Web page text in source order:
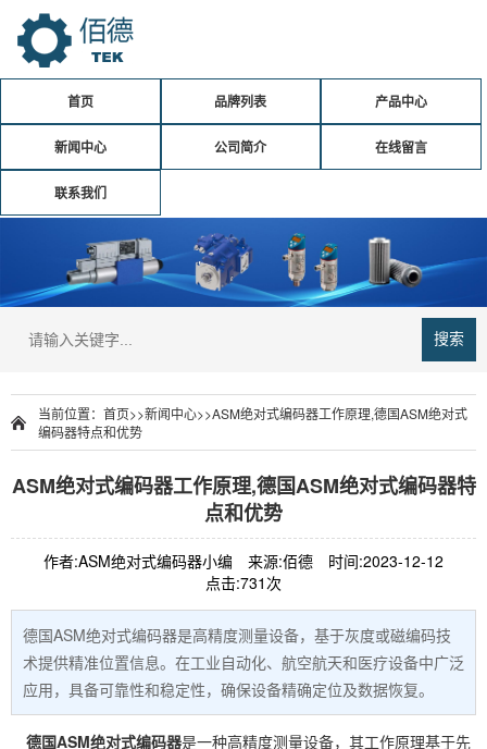
首页 品牌列表 产品中心
新闻中心 公司简介 在线留言
联系我们
搜索
当前位置： 首页>>新闻中心>>ASM绝对式编码器工作原理,德国ASM绝对式
编码器特点和优势
ASM绝对式编码器工作原理,德国ASM绝对式编码器特
点和优势
作者:ASM绝对式编码器小编 来源:佰德
时间:2023-12-12
点击:731次
德国ASM绝对式编码器是高精度测量设备，基于灰度或磁编码技
术提供精准位置信息。在工业自动化、航空航天和医疗设备中广泛
应用，具备可靠性和稳定性，确保设备精确定位及数据恢复。
德国ASM绝对式编码器是一种高精度测量设备，其工作原理基于先